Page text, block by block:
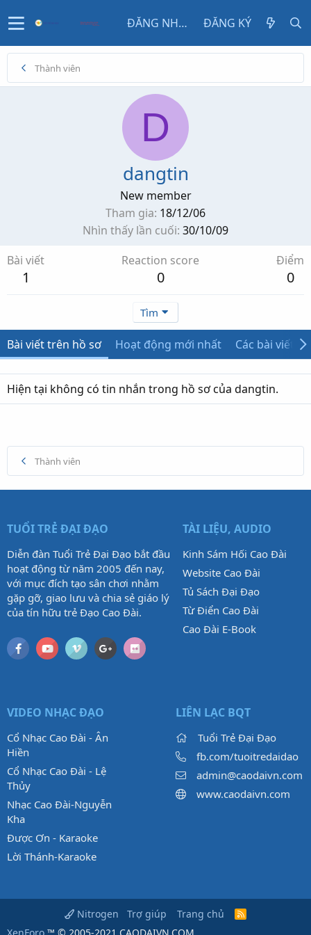
ĐĂNG NHẬP ĐĂNG KÝ
Thành viên
D
dangtin
New member
Tham gia 18/12/06
Nhìn thấy lần cuối 30/10/09
Bài viết
1
Reaction score
0
Điểm
0
Tìm
Bài viết trên hồ sơ Hoạt động mới nhất Các bài viết
Hiện tại không có tin nhắn trong hồ sơ của dangtin.
Thành viên
TUỔI TRẺ ĐẠI ĐẠO
Diễn đàn Tuổi Trẻ Đại Đạo bắt đầu
hoạt động từ năm 2005 đến nay,
với mục đích tạo sân chơi nhằm
gặp gỡ, giao lưu và chia sẻ giáo lý
của tín hữu trẻ Đạo Cao Đài.
TÀI LIỆU, AUDIO
Kinh Sám Hối Cao Đài
Website Cao Đài
Tủ Sách Đại Đạo
Từ Điển Cao Đài
Cao Đài E-Book
VIDEO NHẠC ĐẠO
Cổ Nhạc Cao Đài - Ân
Hiền
Cổ Nhạc Cao Đài - Lệ
Thủy
Nhạc Cao Đài-Nguyễn
Kha
Được Ơn - Karaoke
Lời Thánh-Karaoke
LIÊN LẠC BQT
Tuổi Trẻ Đại Đạo
fb.com/tuoitredaidao
admin@caodaivn.com
www.caodaivn.com
Nitrogen Trợ giúp Trang chủ
R